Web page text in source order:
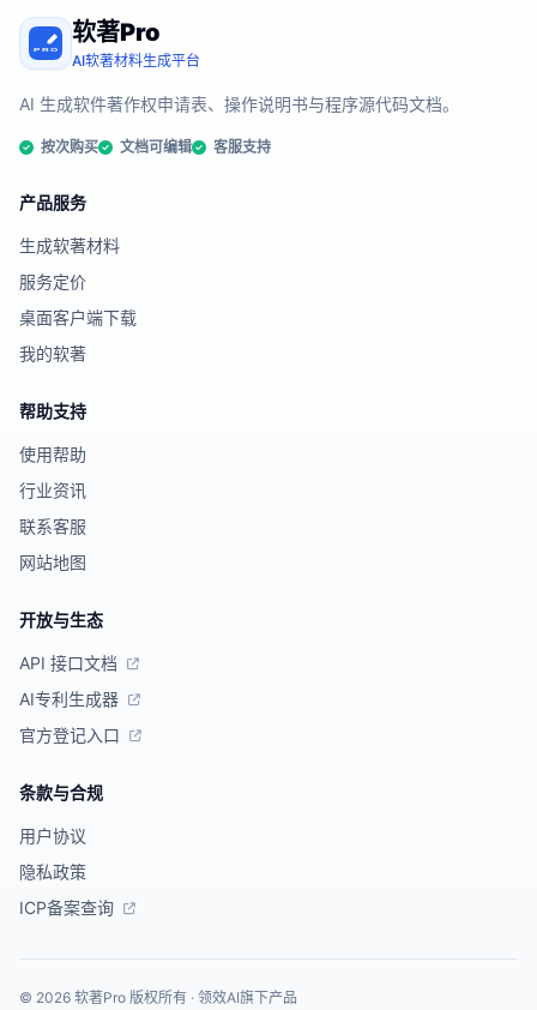
软著Pro
AI软著材料生成平台
AI 生成软件著作权申请表、操作说明书与程序源代码文档。
按次购买 文档可编辑 客服支持
产品服务
生成软著材料
服务定价
桌面客户端下载
我的软著
帮助支持
使用帮助
行业资讯
联系客服
网站地图
开放与生态
API 接口文档
AI专利生成器
官方登记入口
条款与合规
用户协议
隐私政策
ICP备案查询
© 2026 软著Pro 版权所有 · 领效AI旗下产品